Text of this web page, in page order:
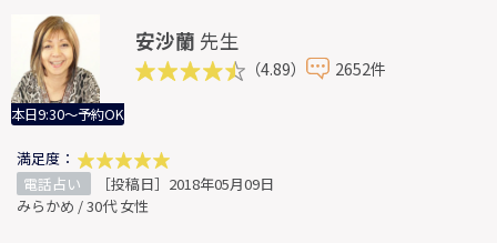
本日9:30～予約OK
安沙蘭 先生
（4.89） 2652件
満足度：
電話占い
［投稿日］2018年05月09日
みらかめ / 30代 女性